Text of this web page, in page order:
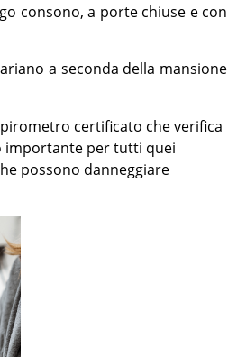
consono, a porte chiuse e con
a seconda della mansione
certificato che verifica
importante per tutti quei
possono danneggiare